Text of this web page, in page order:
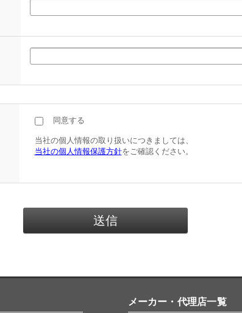
同意する
当社の個人情報の取り扱いにつきましては、
当社の個人情報保護方針をご確認ください。
メーカー・代理店一覧